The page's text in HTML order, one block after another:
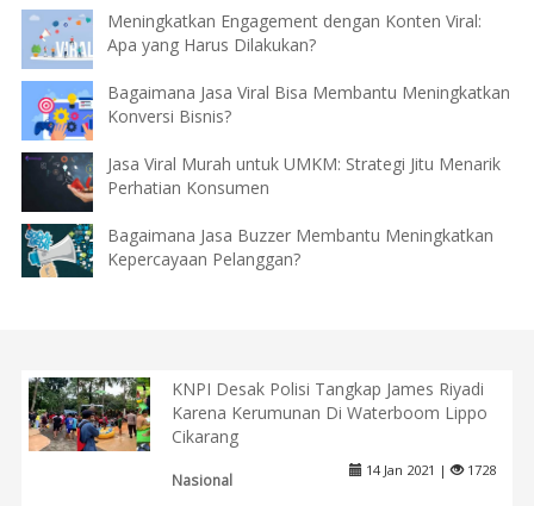
Meningkatkan Engagement dengan Konten Viral:
Apa yang Harus Dilakukan?
Bagaimana Jasa Viral Bisa Membantu Meningkatkan
Konversi Bisnis?
Jasa Viral Murah untuk UMKM: Strategi Jitu Menarik
Perhatian Konsumen
Bagaimana Jasa Buzzer Membantu Meningkatkan
Kepercayaan Pelanggan?
KNPI Desak Polisi Tangkap James Riyadi
Karena Kerumunan Di Waterboom Lippo
Cikarang
Nasional
14 Jan 2021 | 1728